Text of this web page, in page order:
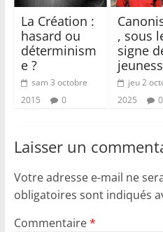
La Création :
hasard ou
déterminism
e ?
sam 3 octobre
2015
0
, sous
signe
jeu 2
2025
0
Laisser un
Votre adresse e-mail ne
obligatoires sont indiqués
Commentaire*